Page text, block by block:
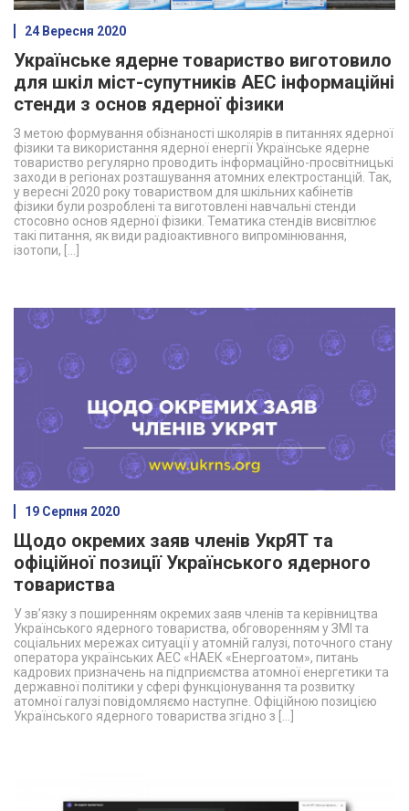
24 Вересня 2020
Українське ядерне товариство виготовило
для шкіл міст-супутників АЕС інформаційні
стенди з основ ядерної фізики
З метою формування обізнаності школярів в питаннях ядерної
фізики та використання ядерної енергії Українське ядерне
товариство регулярно проводить інформаційно-просвітницькі
заходи в регіонах розташування атомних електростанцій. Так,
у вересні 2020 року товариством для шкільних кабінетів
фізики були розроблені та виготовлені навчальні стенди
стосовно основ ядерної фізики. Тематика стендів висвітлює
такі питання, як види радіоактивного випромінювання,
ізотопи, […]
19 Серпня 2020
Щодо окремих заяв членів УкрЯТ та
офіційної позиції Українського ядерного
товариства
У зв’язку з поширенням окремих заяв членів та керівництва
Українського ядерного товариства, обговоренням у ЗМІ та
соціальних мережах ситуації у атомній галузі, поточного стану
оператора українських АЕС «НАЕК «Енергоатом», питань
кадрових призначень на підприємства атомної енергетики та
державної політики у сфері функціонування та розвитку
атомної галузі повідомляємо наступне. Офіційною позицією
Українського ядерного товариства згідно з […]